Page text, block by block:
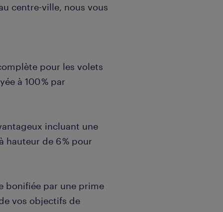
centre-ville, nous vous
pour les volets
à 100 % par
incluant une
hauteur de 6 % pour
bonifiée par une prime
vos objectifs de